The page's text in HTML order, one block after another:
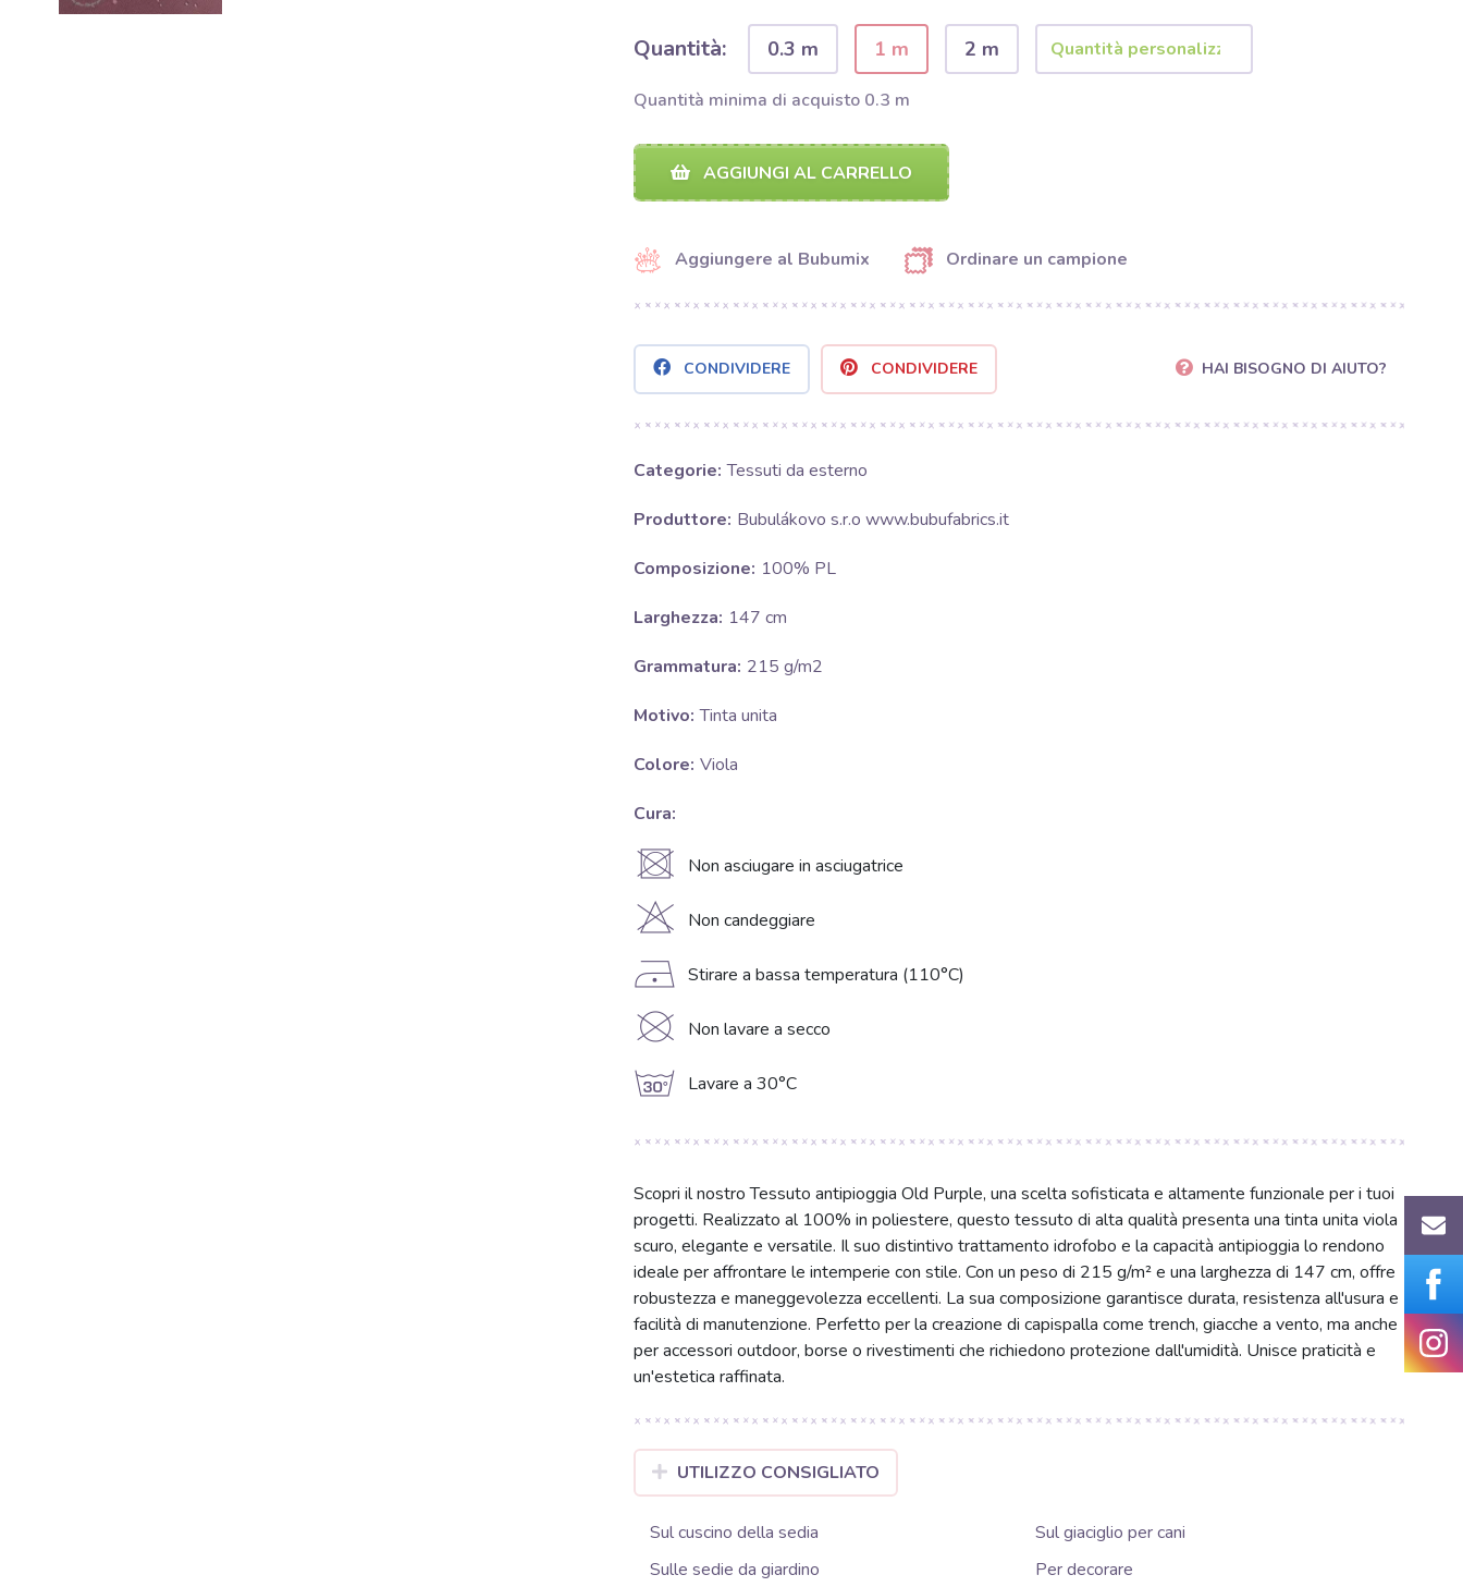
Quantità: 0.3 m 1 m 2 m
Quantità minima di acquisto 0.3 m
AGGIUNGI AL CARRELLO
Aggiungere al Bubumix Ordinare un campione
CONDIVIDERE CONDIVIDERE HAI BISOGNO DI AIUTO?
Categorie: Tessuti da esterno
Produttore: Bubulákovo s.r.o www.bubufabrics.it
Composizione: 100% PL
Larghezza: 147 cm
Grammatura: 215 g/m2
Motivo: Tinta unita
Colore: Viola
Cura:
U Non asciugare in asciugatrice
H Non candeggiare
D Stirare a bassa temperatura (110°C)
K Non lavare a secco
g Lavare a 30°C
Scopri il nostro Tessuto antipioggia Old Purple, una scelta sofisticata e altamente funzionale per i tuoi
progetti. Realizzato al 100% in poliestere, questo tessuto di alta qualità presenta una tinta unita viola
scuro, elegante e versatile. Il suo distintivo trattamento idrofobo e la capacità antipioggia lo rendono
ideale per affrontare le intemperie con stile. Con un peso di 215 g/m² e una larghezza di 147 cm, offre
robustezza e maneggevolezza eccellenti. La sua composizione garantisce durata, resistenza all'usura e
facilità di manutenzione. Perfetto per la creazione di capispalla come trench, giacche a vento, ma anche
per accessori outdoor, borse o rivestimenti che richiedono protezione dall'umidità. Unisce praticità e
un'estetica raffinata.
UTILIZZO CONSIGLIATO
Sul cuscino della sedia
Sul giaciglio per cani
Sulle sedie da giardino
Per decorare